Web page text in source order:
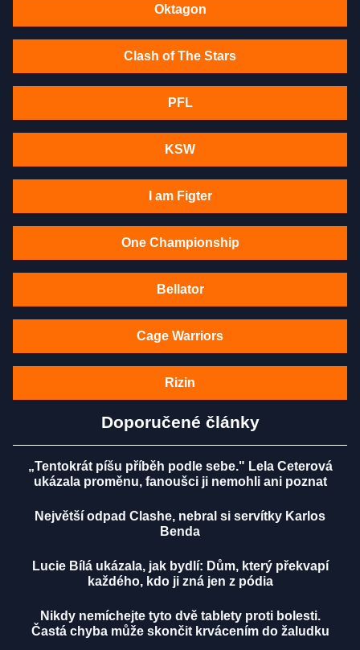
Oktagon
Clash of The Stars
PFL
KSW
I am Figter
One Championship
Bellator
Cage Warriors
Rizin
Doporučené články
„Tentokrát píšu příběh podle sebe." Lela Ceterová
ukázala proměnu, fanoušci ji nemohli ani poznat
Největší odpad Clashe, nebral si servítky Karlos
Benda
Lucie Bílá ukázala, jak bydlí: Dům, který překvapí
každého, kdo ji zná jen z pódia
Nikdy nemíchejte tyto dvě tablety proti bolesti.
Častá chyba může skončit krvácením do žaludku